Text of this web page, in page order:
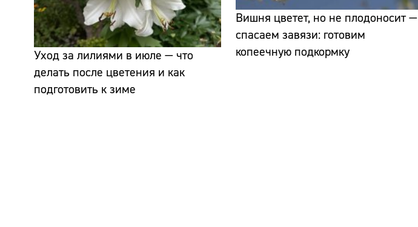
Уход за лилиями в июле — что
делать после цветения и как
подготовить к зиме
Вишня цветет, но не плодоносит —
спасаем завязи: готовим
копеечную подкормку